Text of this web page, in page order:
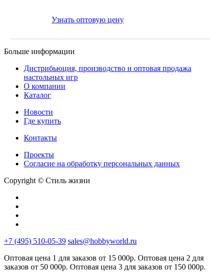
Узнать оптовую цену
Больше информации
Дистрибьюция, производство и оптовая продажа
настольных игр
О компании
Каталог
Новости
Где купить
Контакты
Проекты
Cогласие на обработку персональных данных
Copyright © Стиль жизни
+7 (495) 510-05-39 sales@hobbyworld.ru
Оптовая цена 1 для заказов от 15 000р. Оптовая цена 2 для
заказов от 50 000р. Оптовая цена 3 для заказов от 150 000р.